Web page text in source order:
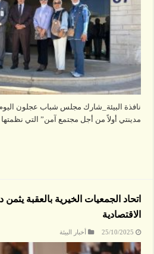
نافذة البيئة_شارك مجلس شباب عجلون
مدينتي أولاً من أجل مجتمع آمن” التي
اتحاد الجمعيات الخيرية بالعقبة
الاقتصادية
25/10/2025 أخبار البيئة